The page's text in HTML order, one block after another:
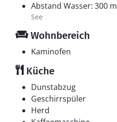
Abstand Wasser: 300 m
See
Wohnbereich
Kaminofen
Küche
Dunstabzug
Geschirrspüler
Herd